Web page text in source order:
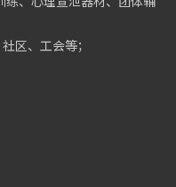
区、工会等；